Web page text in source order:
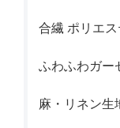
合繊 ポリエ
ふわふわガー
麻・リネン生